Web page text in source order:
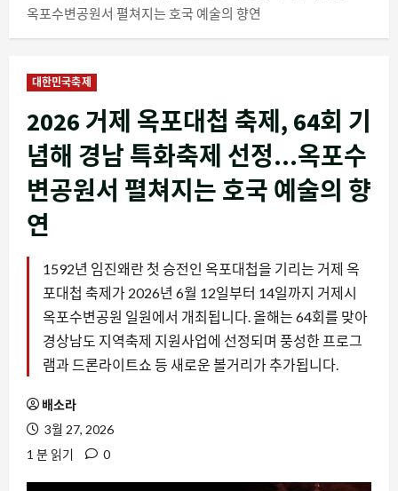
옥포수변공원서 펼쳐지는 호국 예술의 향연
대한민국축제
2026 거제 옥포대첩 축제, 64회 기
념해 경남 특화축제 선정…옥포수
변공원서 펼쳐지는 호국 예술의 향
연
1592년 임진왜란 첫 승전인 옥포대첩을 기리는 거제 옥
포대첩 축제가 2026년 6월 12일부터 14일까지 거제시
옥포수변공원 일원에서 개최됩니다. 올해는 64회를 맞아
경상남도 지역축제 지원사업에 선정되며 풍성한 프로그
램과 드론라이트쇼 등 새로운 볼거리가 추가됩니다.
배소라
3월 27, 2026
1 분 읽기
0